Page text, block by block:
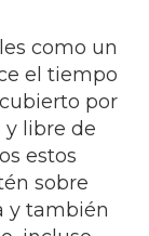
como un
el tiempo
por
libre de
estos
sobre
y también